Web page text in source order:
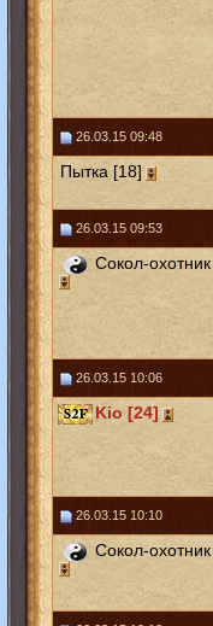
26.03.15 09:48
Пытка [18]
26.03.15 09:53
Сокол-
26.03.15 10:06
Kio [24]
26.03.15 10:10
Сокол-